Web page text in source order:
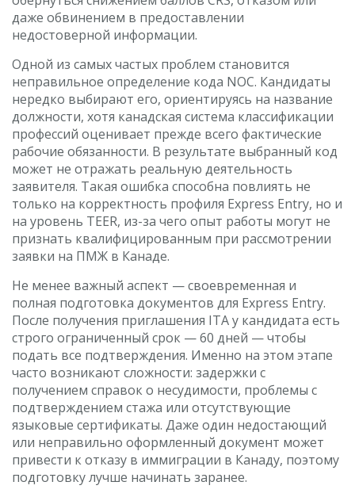
даже обвинением в предоставлении
недостоверной информации.
Одной из самых частых проблем становится
неправильное определение кода NOC. Кандидаты
нередко выбирают его, ориентируясь на название
должности, хотя канадская система классификации
профессий оценивает прежде всего фактические
рабочие обязанности. В результате выбранный код
может не отражать реальную деятельность
заявителя. Такая ошибка способна повлиять не
только на корректность профиля Express Entry, но и
на уровень TEER, из-за чего опыт работы могут не
признать квалифицированным при рассмотрении
заявки на ПМЖ в Канаде.
Не менее важный аспект — своевременная и
полная подготовка документов для Express Entry.
После получения приглашения ITA у кандидата есть
строго ограниченный срок — 60 дней — чтобы
подать все подтверждения. Именно на этом этапе
часто возникают сложности: задержки с
получением справок о несудимости, проблемы с
подтверждением стажа или отсутствующие
языковые сертификаты. Даже один недостающий
или неправильно оформленный документ может
привести к отказу в иммиграции в Канаду, поэтому
подготовку лучше начинать заранее.